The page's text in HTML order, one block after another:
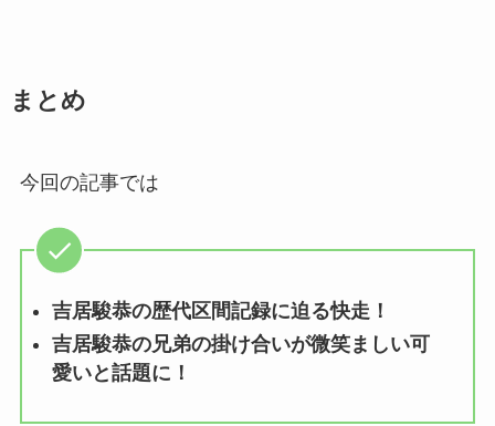
まとめ
今回の記事では
吉居駿恭の歴代区間記録に迫る快走！
吉居駿恭の兄弟の掛け合いが微笑ましい可
愛いと話題に！